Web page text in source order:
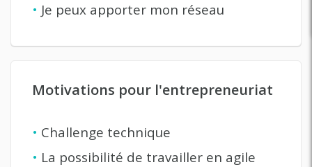
• Je peux apporter mon réseau
Motivations pour l'entrepreneuriat
• Challenge technique
• La possibilité de travailler en agile